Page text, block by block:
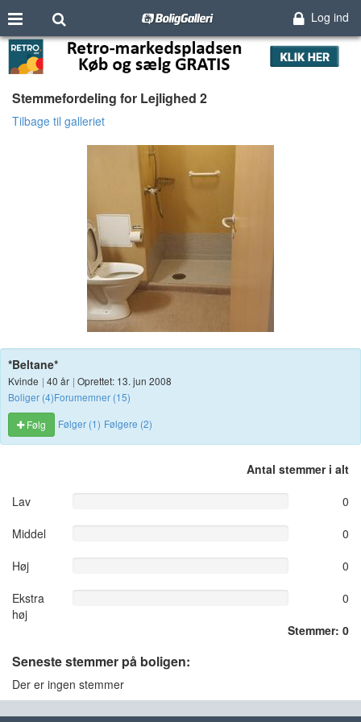
Log ind
Stemmefordeling for Lejlighed 2
Tilbage til galleriet
*Beltane*
Kvinde | 40 år | Oprettet: 13. jun 2008
Boliger (4)Forumemner (15)
Følg
Følger (1) Følgere (2)
Antal stemmer i alt
Lav
0
Middel
0
Høj
0
Ekstra
høj
0
Stemmer: 0
Seneste stemmer på boligen:
Der er ingen stemmer